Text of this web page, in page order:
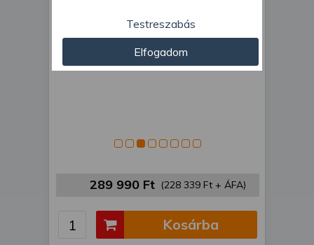
289 990 Ft (228 339 Ft + ÁFA)
Kosárba
személyre szabott hirdetések és
tartalom nyújtásához, hirdetés- és
tartalomméréshez, nézettségi adatok
gyűjtéséhez, valamint termékek
adatokat és azonosítási információkat
kattintva hozzájárulhat ahhoz, hogy mi
és a partnereink a fent leírtak szerint
lehetőségként a hozzájárulás
megadása vagy elutasítása előtt
Testreszabás
Elfogadom